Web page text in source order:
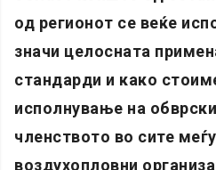
од регионот се веќе
значи целосната
стандарди и како
исполнување на
членството во сите
воздухопловни